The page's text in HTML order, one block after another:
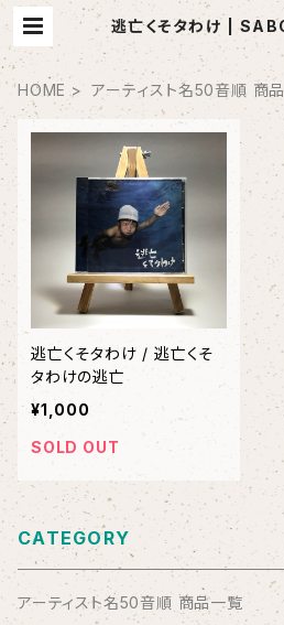
逃亡くそタわけ |
C (セレクトCDシ
HOME アーティスト名50音順 商
逃亡くそタわけ / 逃亡くそ
タわけの逃亡
¥1,000
SOLD OUT
CATEGORY
アーティスト名50音順 商品一覧